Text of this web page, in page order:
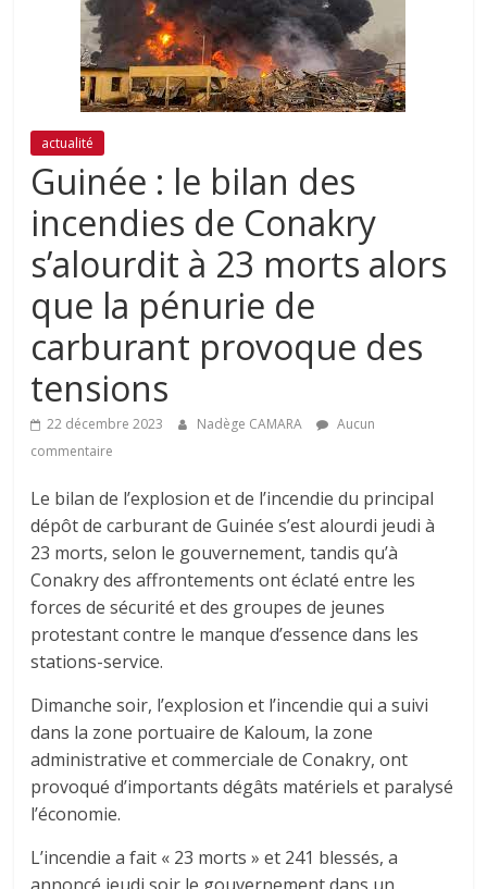
actualité
Guinée : le bilan des
incendies de Conakry
s’alourdit à 23 morts alors
que la pénurie de
carburant provoque des
tensions
22 décembre 2023 Nadège CAMARA
Aucun
commentaire
Le bilan de l’explosion et de l’incendie du principal
dépôt de carburant de Guinée s’est alourdi jeudi à
23 morts, selon le gouvernement, tandis qu’à
Conakry des affrontements ont éclaté entre les
forces de sécurité et des groupes de jeunes
protestant contre le manque d’essence dans les
stations-service.
Dimanche soir, l’explosion et l’incendie qui a suivi
dans la zone portuaire de Kaloum, la zone
administrative et commerciale de Conakry, ont
provoqué d’importants dégâts matériels et paralysé
l’économie.
L’incendie a fait « 23 morts » et 241 blessés, a